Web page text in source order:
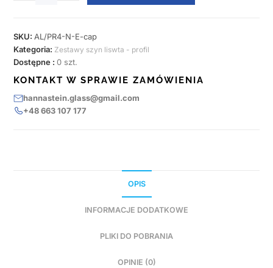
SKU: AL/PR4-N-E-cap
Kategoria: Zestawy szyn liswta - profil
Dostępne :0 szt.
KONTAKT W SPRAWIE ZAMÓWIENIA
hannastein.glass@gmail.com
+48 663 107 177
OPIS
INFORMACJE DODATKOWE
PLIKI DO POBRANIA
OPINIE (0)